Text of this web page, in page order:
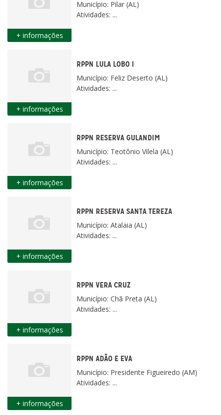
+ informações
Município: Pilar (AL)
Atividades: ...
+ informações
RPPN LULA LOBO I
Município: Feliz Deserto (AL)
Atividades: ...
+ informações
RPPN RESERVA GULANDIM
Município: Teotônio Vilela (AL)
Atividades: ...
+ informações
RPPN RESERVA SANTA TEREZA
Município: Atalaia (AL)
Atividades: ...
+ informações
RPPN VERA CRUZ
Município: Chã Preta (AL)
Atividades: ...
+ informações
RPPN ADÃO E EVA
Município: Presidente Figueiredo (AM)
Atividades: ...